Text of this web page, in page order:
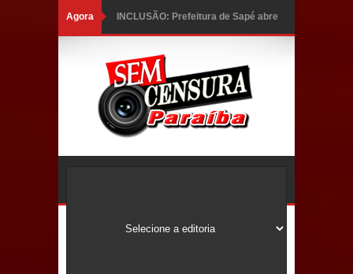
Agora INCLUSÃO: Prefeitura de Sapé abre
Social; veja documentação
necessária!